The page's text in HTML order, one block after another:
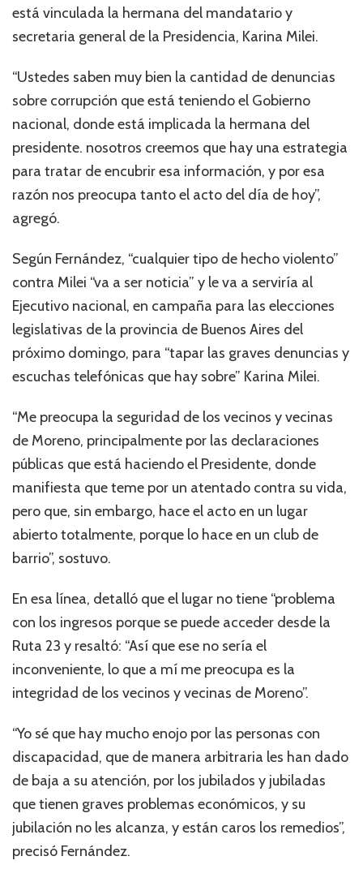
está vinculada la hermana del mandatario y
secretaria general de la Presidencia, Karina Milei.
“Ustedes saben muy bien la cantidad de denuncias
sobre corrupción que está teniendo el Gobierno
nacional, donde está implicada la hermana del
presidente. nosotros creemos que hay una estrategia
para tratar de encubrir esa información, y por esa
razón nos preocupa tanto el acto del día de hoy”,
agregó.
Según Fernández, “cualquier tipo de hecho violento”
contra Milei “va a ser noticia” y le va a serviría al
Ejecutivo nacional, en campaña para las elecciones
legislativas de la provincia de Buenos Aires del
próximo domingo, para “tapar las graves denuncias y
escuchas telefónicas que hay sobre” Karina Milei.
“Me preocupa la seguridad de los vecinos y vecinas
de Moreno, principalmente por las declaraciones
públicas que está haciendo el Presidente, donde
manifiesta que teme por un atentado contra su vida,
pero que, sin embargo, hace el acto en un lugar
abierto totalmente, porque lo hace en un club de
barrio”, sostuvo.
En esa línea, detalló que el lugar no tiene “problema
con los ingresos porque se puede acceder desde la
Ruta 23 y resaltó: “Así que ese no sería el
inconveniente, lo que a mí me preocupa es la
integridad de los vecinos y vecinas de Moreno”.
“Yo sé que hay mucho enojo por las personas con
discapacidad, que de manera arbitraria les han dado
de baja a su atención, por los jubilados y jubiladas
que tienen graves problemas económicos, y su
jubilación no les alcanza, y están caros los remedios”,
precisó Fernández.